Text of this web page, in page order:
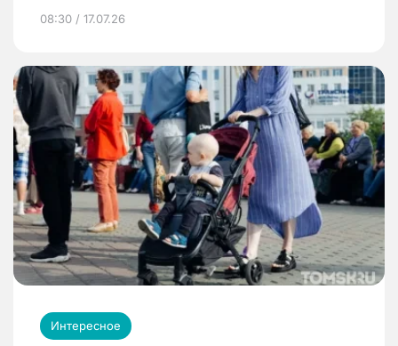
08:30 / 17.07.26
Интересное